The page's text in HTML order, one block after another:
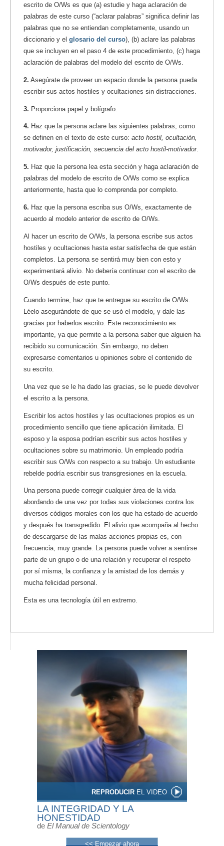
REPRODUCIR EL VIDEO
LA INTEGRIDAD Y LA
HONESTIDAD
de El Manual de Scientology
<< Empezar ahora
escrito de O/Ws es que (a) estudie y haga aclaración de
palabras de este curso (“aclarar palabras” significa definir las
palabras que no se entiendan completamente, usando un
diccionario y el glosario del curso), (b) aclare las palabras
que se incluyen en el paso 4 de este procedimiento, (c) haga
aclaración de palabras del modelo del escrito de O/Ws.
2. Asegúrate de proveer un espacio donde la persona pueda
escribir sus actos hostiles y ocultaciones sin distracciones.
3. Proporciona papel y bolígrafo.
4. Haz que la persona aclare las siguientes palabras, como
se definen en el texto de este curso: acto hostil, ocultación,
motivador, justificación, secuencia del acto hostil-motivador.
5. Haz que la persona lea esta sección y haga aclaración de
palabras del modelo de escrito de O/Ws como se explica
anteriormente, hasta que lo comprenda por completo.
6. Haz que la persona escriba sus O/Ws, exactamente de
acuerdo al modelo anterior de escrito de O/Ws.
Al hacer un escrito de O/Ws, la persona escribe sus actos
hostiles y ocultaciones hasta estar satisfecha de que están
completos. La persona se sentirá muy bien con esto y
experimentará alivio. No debería continuar con el escrito de
O/Ws después de este punto.
Cuando termine, haz que te entregue su escrito de O/Ws.
Léelo asegurándote de que se usó el modelo, y dale las
gracias por haberlos escrito. Este reconocimiento es
importante, ya que permite a la persona saber que alguien ha
recibido su comunicación. Sin embargo, no deben
expresarse comentarios u opiniones sobre el contenido de
su escrito.
Una vez que se le ha dado las gracias, se le puede devolver
el escrito a la persona.
Escribir los actos hostiles y las ocultaciones propios es un
procedimiento sencillo que tiene aplicación ilimitada. El
esposo y la esposa podrían escribir sus actos hostiles y
ocultaciones sobre su matrimonio. Un empleado podría
escribir sus O/Ws con respecto a su trabajo. Un estudiante
rebelde podría escribir sus transgresiones en la escuela.
Una persona puede corregir cualquier área de la vida
abordando de una vez por todas sus violaciones contra los
diversos códigos morales con los que ha estado de acuerdo
y después ha transgredido. El alivio que acompaña al hecho
de descargarse de las malas acciones propias es, con
frecuencia, muy grande. La persona puede volver a sentirse
parte de un grupo o de una relación y recuperar el respeto
por sí misma, la confianza y la amistad de los demás y
mucha felicidad personal.
Esta es una tecnología útil en extremo.